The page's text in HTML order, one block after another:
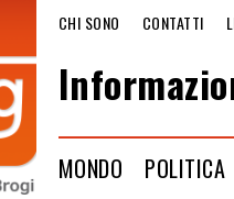
CHI SONO CONTATTI
MONDO POLITICA